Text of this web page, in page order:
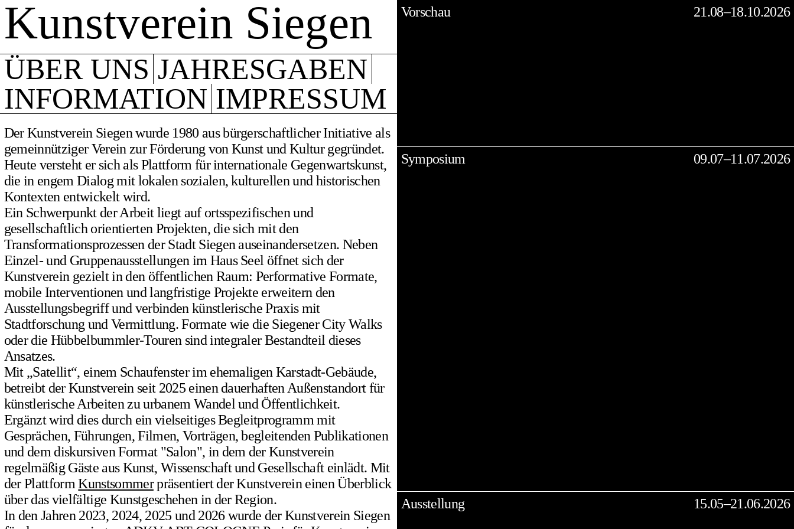
Kunstverein Siegen
ÜBER UNS JAHRESGABEN
INFORMATION IMPRESSUM
Der Kunstverein Siegen wurde 1980 aus bürgerschaftlicher Initiative als
gemeinnütziger Verein zur Förderung von Kunst und Kultur gegründet.
Heute versteht er sich als Plattform für internationale Gegenwartskunst,
die in engem Dialog mit lokalen sozialen, kulturellen und historischen
Kontexten entwickelt wird.
Ein Schwerpunkt der Arbeit liegt auf ortsspezifischen und
gesellschaftlich orientierten Projekten, die sich mit den
Transformationsprozessen der Stadt Siegen auseinandersetzen. Neben
Einzel- und Gruppenausstellungen im Haus Seel öffnet sich der
Kunstverein gezielt in den öffentlichen Raum: Performative Formate,
mobile Interventionen und langfristige Projekte erweitern den
Ausstellungsbegriff und verbinden künstlerische Praxis mit
Stadtforschung und Vermittlung. Formate wie die Siegener City Walks
oder die Hübbelbummler-Touren sind integraler Bestandteil dieses
Ansatzes.
Mit „Satellit“, einem Schaufenster im ehemaligen Karstadt-Gebäude,
betreibt der Kunstverein seit 2025 einen dauerhaften Außenstandort für
künstlerische Arbeiten zu urbanem Wandel und Öffentlichkeit.
Ergänzt wird dies durch ein vielseitiges Begleitprogramm mit
Gesprächen, Führungen, Filmen, Vorträgen, begleitenden Publikationen
und dem diskursiven Format "Salon", in dem der Kunstverein
regelmäßig Gäste aus Kunst, Wissenschaft und Gesellschaft einlädt. Mit
der PlattformKunstsommerpräsentiert der Kunstverein einen Überblick
über das vielfältige Kunstgeschehen in der Region.
In den Jahren 2023, 2024, 2025 und 2026 wurde der Kunstverein Siegen
Vorschau 21.08–18.10.2026
Symposium 09.07–11.07.2026
Ausstellung 15.05–21.06.2026